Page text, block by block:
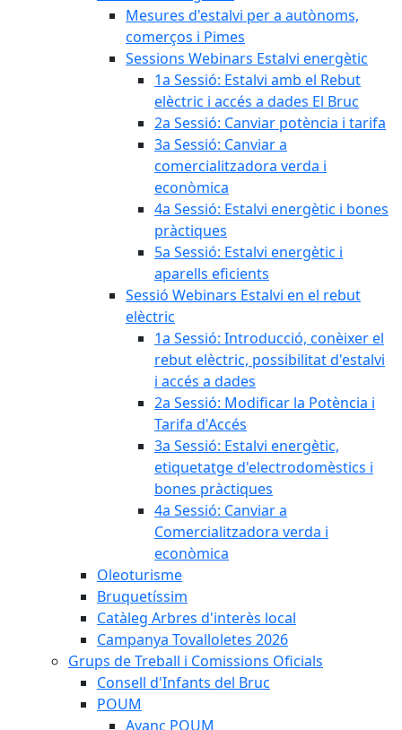
Mesures d'estalvi per a autònoms,
comerços i Pimes
Sessions Webinars Estalvi energètic
1a Sessió: Estalvi amb el Rebut
elèctric i accés a dades El Bruc
2a Sessió: Canviar potència i tarifa
3a Sessió: Canviar a
comercialitzadora verda i
econòmica
4a Sessió: Estalvi energètic i bones
pràctiques
5a Sessió: Estalvi energètic i
aparells eficients
Sessió Webinars Estalvi en el rebut
elèctric
1a Sessió: Introducció, conèixer el
rebut elèctric, possibilitat d'estalvi
i accés a dades
2a Sessió: Modificar la Potència i
Tarifa d'Accés
3a Sessió: Estalvi energètic,
etiquetatge d'electrodomèstics i
bones pràctiques
4a Sessió: Canviar a
Comercialitzadora verda i
econòmica
Oleoturisme
Bruquetíssim
Catàleg Arbres d'interès local
Campanya Tovalloletes 2026
Grups de Treball i Comissions Oficials
Consell d'Infants del Bruc
POUM
Avanç POUM